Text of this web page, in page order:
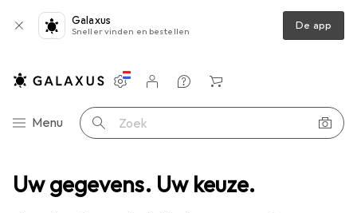
Uw gegevens. Uw keuze.
Galaxus
Sneller vinden en bestellen De app
Categorie navigatie
Menu Zoek op
Instellingen
Klantenaccount
Produktvergelijking
Verlanglijstje
Winkelmandje
+ gelaatsscherm 3M Peltor geïntegreerde veiligheidsbril